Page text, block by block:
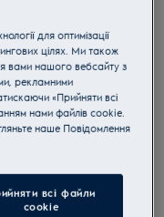
поверхня
60 см
переводить кипіння у
автоматично
варильної
для оптимізації
цілях. Ми також
вами нашого вебсайту з
рекламними
«Прийняти всі
нами файлів cookie.
наше Пoвідомлення
всі файли
сookie